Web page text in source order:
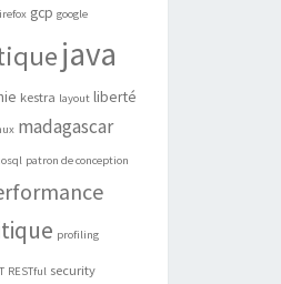
gcp google
java
kestra layout liberté
madagascar
patron de conception
profiling
RESTful security